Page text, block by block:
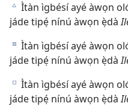
c Ìtàn ìgbésí ayé àwọn
jáde tipẹ́ nínú àwọn ẹ̀dà
d Ìtàn ìgbésí ayé àwọn
jáde tipẹ́ nínú àwọn ẹ̀dà
e Ìtàn ìgbésí ayé àwọn
jáde tipẹ́ nínú àwọn ẹ̀dà